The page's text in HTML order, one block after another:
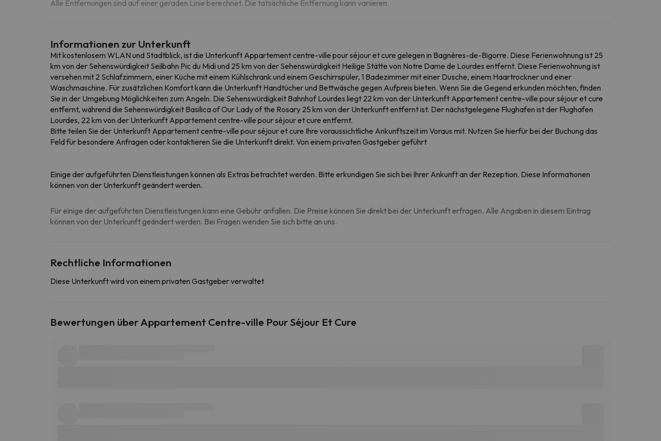
Alle Entfernungen sind auf einer geraden Linie berechnet. Die tatsächliche Entfernung kann variieren.
Informationen zur Unterkunft
Mit kostenlosem WLAN und Stadtblick, ist die Unterkunft Appartement centre-ville pour séjour et cure gelegen in Bagnères-de-Bigorre. Diese Ferienwohnung ist 25
km von der Sehenswürdigkeit Seilbahn Pic du Midi und 25 km von der Sehenswürdigkeit Heilige Stätte von Notre Dame de Lourdes entfernt. Diese Ferienwohnung ist
versehen mit 2 Schlafzimmern, einer Küche mit einem Kühlschrank und einem Geschirrspüler, 1 Badezimmer mit einer Dusche, einem Haartrockner und einer
Waschmaschine. Für zusätzlichen Komfort kann die Unterkunft Handtücher und Bettwäsche gegen Aufpreis bieten. Wenn Sie die Gegend erkunden möchten, finden
Sie in der Umgebung Möglichkeiten zum Angeln. Die Sehenswürdigkeit Bahnhof Lourdes liegt 22 km von der Unterkunft Appartement centre-ville pour séjour et cure
entfernt, während die Sehenswürdigkeit Basilica of Our Lady of the Rosary 25 km von der Unterkunft entfernt ist. Der nächstgelegene Flughafen ist der Flughafen
Lourdes, 22 km von der Unterkunft Appartement centre-ville pour séjour et cure entfernt.
Bitte teilen Sie der Unterkunft Appartement centre-ville pour séjour et cure Ihre voraussichtliche Ankunftszeit im Voraus mit. Nutzen Sie hierfür bei der Buchung das
Feld für besondere Anfragen oder kontaktieren Sie die Unterkunft direkt. Von einem privaten Gastgeber geführt
Einige der aufgeführten Dienstleistungen können als Extras betrachtet werden. Bitte erkundigen Sie sich bei Ihrer Ankunft an der Rezeption. Diese Informationen
können von der Unterkunft geändert werden.
Für einige der aufgeführten Dienstleistungen kann eine Gebühr anfallen. Die Preise können Sie direkt bei der Unterkunft erfragen. Alle Angaben in diesem Eintrag
können von der Unterkunft geändert werden. Bei Fragen wenden Sie sich bitte an uns.
Rechtliche Informationen
Diese Unterkunft wird von einem privaten Gastgeber verwaltet
Bewertungen über Appartement Centre-ville Pour Séjour Et Cure